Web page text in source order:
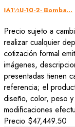
IA1½U-10-2- Bomba...
Precio sujeto a
realizar cualquier
cotización formal
imágenes,
presentadas tienen
referencia; el
diseño, color, peso
modificaciones
Precio $47,449.50